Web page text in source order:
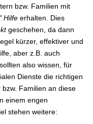
bzw. Familien mit
Hilfe erhalten. Dies
geschehen, da dann
kürzer, effektiver und
aber z.B. auch
also wissen, für
Dienste die richtigen
Familien an diese
einem engen
stehen weitere: